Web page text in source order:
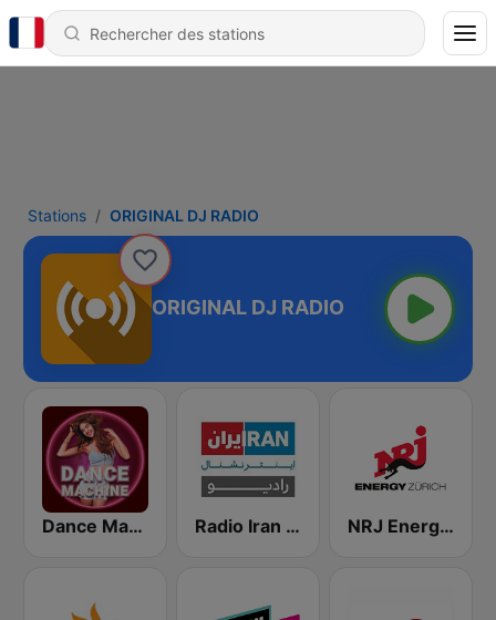
Stations ORIGINAL DJ RADIO
ORIGINAL DJ RADIO
Dance Machine Radio Iran International NRJ Energy Zürich